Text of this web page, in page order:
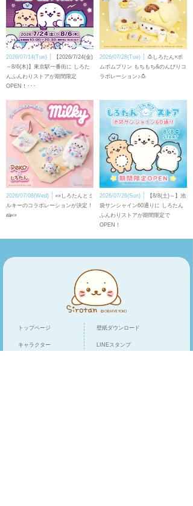
2026/07/14(Tue)
【2026/7/24(金)
～8/6(木)】東京駅一番街に しろた
んふんわりストアが期間限定
OPEN！･･･
2026/07/28(Tue)
🍮しろたん×ポ
ムポムプリン もちもち&のんびりコ
ラボレーション♪🍮
2026/07/08(Wed)
🍬しろたんとミ
ルキーのコラボレーションが決定！
🍰🍬
2026/07/26(Sun)
【8/8(土)～】池
袋サンシャイン60通りに しろたん
ふんわりストアが期間限定で
OPEN！
トップページ
キャラクター
壁紙ダウンロード
LINEスタンプ